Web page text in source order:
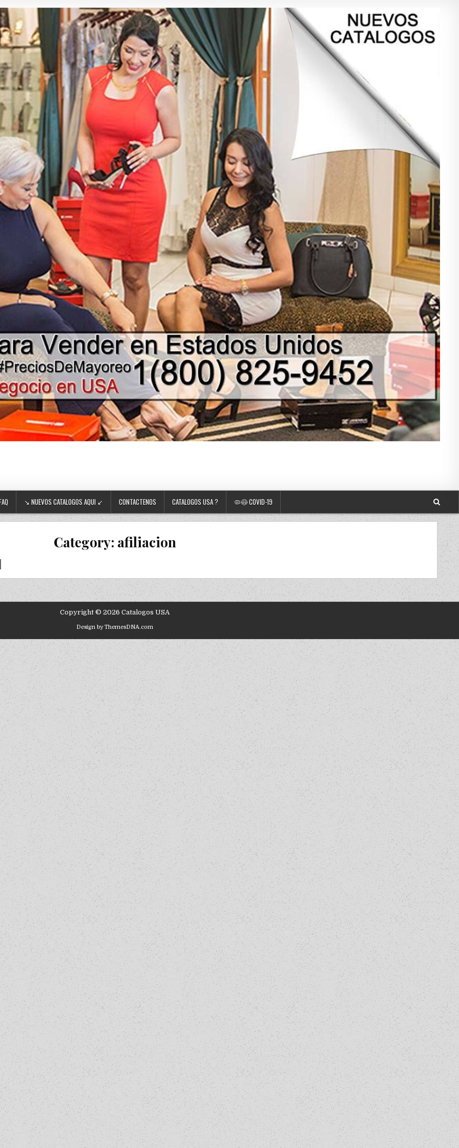
↘ NUEVOS CATALOGOS AQUI ↙ CONTACTENOS CATALOGOS USA ? 🦠😷 COVID-19
Category: afiliacion
Copyright © 2026 Catalogos USA
Design by ThemesDNA.com